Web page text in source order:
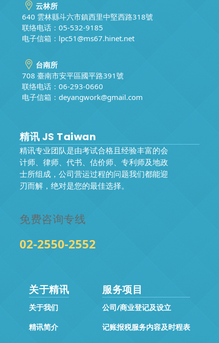
云林所
640 雲林縣斗六市鎮西里中堅西路318號
联络电话：05-532-9185
电子信箱： lpc51@ms67.hinet.net
台南所
708 臺南市安平區國平路391號
联络电话：06-293-0660
电子信箱： deyangwork@gmail.com
精讯 JS Taiwan
精讯专业团队是由考试合格且经验丰富的会
计师、律师、代书、估价师、专利师及地政
士所组成，公司营运过程的问题我们都能迎
刃而解，绝对是您的最佳选择。
免费咨询专线
02-2550-2552
关于精讯
关于我们
精讯简介
服务项目
公司/商业登记及设立
记账报税服务内容及时程表